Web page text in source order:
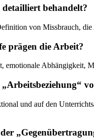
behandelt?
von Missbrauch,
prägen die Arbeit?
Abhängigkeit,
und auf den